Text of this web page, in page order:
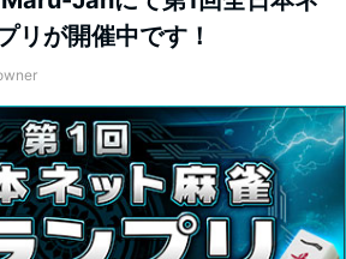
リが開催中です！